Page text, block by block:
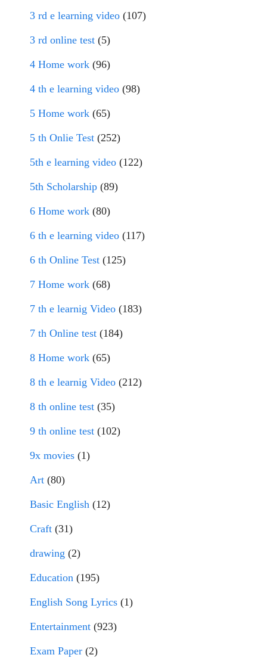
3 rd e learning video (107)
3 rd online test (5)
4 Home work (96)
4 th e learning video (98)
5 Home work (65)
5 th Onlie Test (252)
5th e learning video (122)
5th Scholarship (89)
6 Home work (80)
6 th e learning video (117)
6 th Online Test (125)
7 Home work (68)
7 th e learnig Video (183)
7 th Online test (184)
8 Home work (65)
8 th e learnig Video (212)
8 th online test (35)
9 th online test (102)
9x movies (1)
Art (80)
Basic English (12)
Craft (31)
drawing (2)
Education (195)
English Song Lyrics (1)
Entertainment (923)
Exam Paper (2)